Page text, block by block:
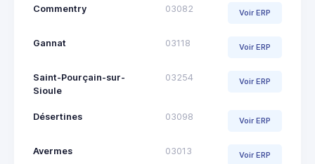
Commentry 03082 Voir ERP
Gannat 03118 Voir ERP
Saint-Pourçain-sur-
Sioule
03254 Voir ERP
Désertines 03098 Voir ERP
Avermes 03013 Voir ERP